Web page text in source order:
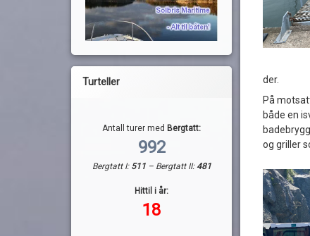
der.
På
både en
og griller
Turteller
Antall turer med Bergtatt:
992
Bergtatt I: 511 – Bergtatt II:481
Hittil i år:
18